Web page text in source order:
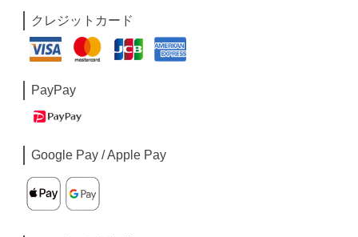
クレジットカード
PayPay
Google Pay / Apple Pay